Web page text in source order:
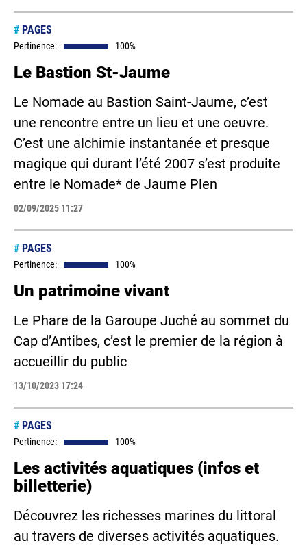
# PAGES
Pertinence: 100%
Le Bastion St-Jaume
Le Nomade au Bastion Saint-Jaume, c’est
une rencontre entre un lieu et une oeuvre.
C’est une alchimie instantanée et presque
magique qui durant l’été 2007 s’est produite
entre le Nomade* de Jaume Plen
02/09/2025 11:27
# PAGES
Pertinence: 100%
Un patrimoine vivant
Le Phare de la Garoupe Juché au sommet du
Cap d’Antibes, c’est le premier de la région à
accueillir du public
13/10/2023 17:24
# PAGES
Pertinence: 100%
Les activités aquatiques (infos et
billetterie)
Découvrez les richesses marines du littoral
au travers de diverses activités aquatiques.